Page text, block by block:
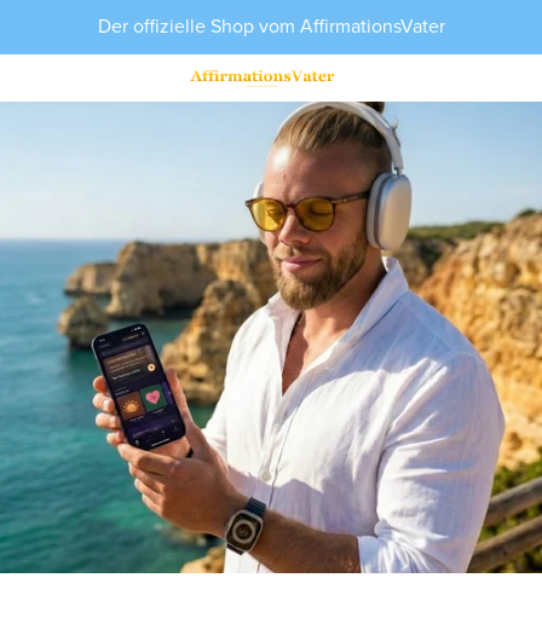
Der offizielle Shop vom AffirmationsVater